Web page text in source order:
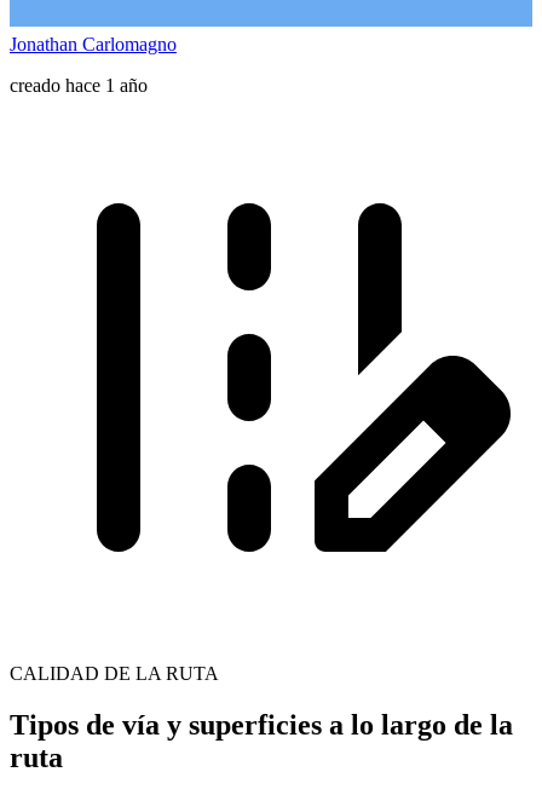
Jonathan Carlomagno
creado hace 1 año
CALIDAD DE LA RUTA
Tipos de vía y superficies a lo largo de la
ruta